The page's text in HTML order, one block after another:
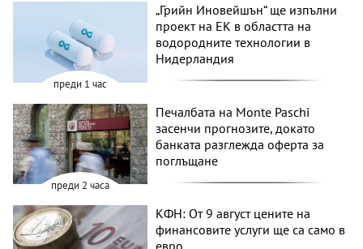
преди 1 час
„Грийн Иновейшън“ ще изпълни
проект на ЕК в областта на
водородните технологии в
Нидерландия
преди 2 часа
Печалбата на Monte Paschi
засенчи прогнозите, докато
банката разглежда оферта за
поглъщане
КФН: От 9 август цените на
финансовите услуги ще са само в